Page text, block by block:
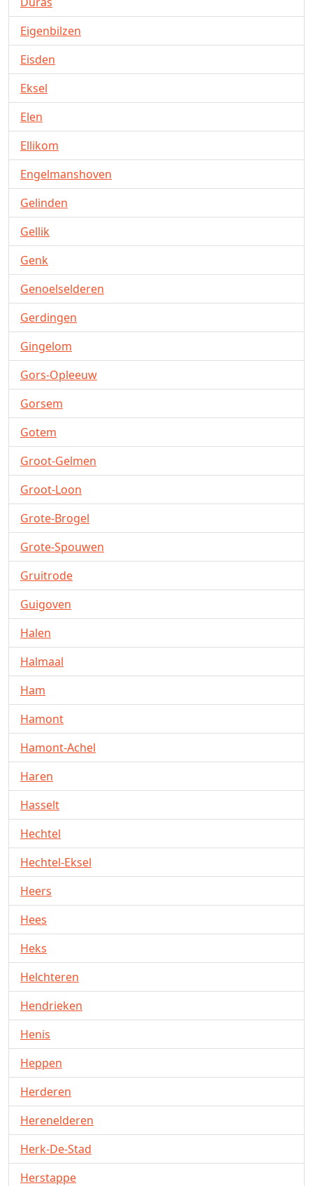
Eigenbilzen
Eisden
Eksel
Elen
Ellikom
Engelmanshoven
Gelinden
Gellik
Genk
Genoelselderen
Gerdingen
Gingelom
Gors-Opleeuw
Gorsem
Gotem
Groot-Gelmen
Groot-Loon
Grote-Brogel
Grote-Spouwen
Gruitrode
Guigoven
Halen
Halmaal
Ham
Hamont
Hamont-Achel
Haren
Hasselt
Hechtel
Hechtel-Eksel
Heers
Hees
Heks
Helchteren
Hendrieken
Henis
Heppen
Herderen
Herenelderen
Herk-De-Stad
Herstappe